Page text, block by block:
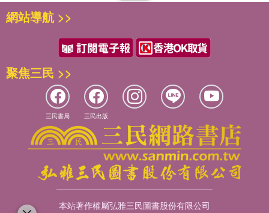
網站導航 >>
聚焦三民 >>
三民書局 三民出版
本站著作權屬弘雅三民圖書股份有限公司